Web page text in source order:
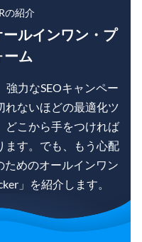
の紹介
ルインワン・プ
ーム
強力なSEOキャンペー
れないほどの最適化ツ
どこから手をつければ
ます。でも、もう心配
ためのオールインワン
」を紹介します。